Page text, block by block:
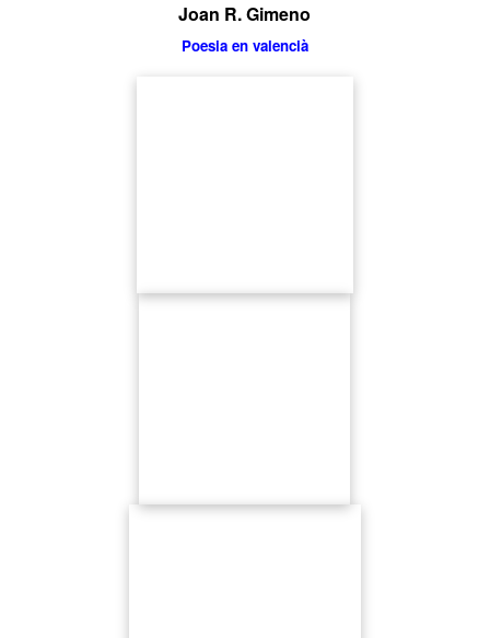
Joan R. Gimeno
Poesia en valencià